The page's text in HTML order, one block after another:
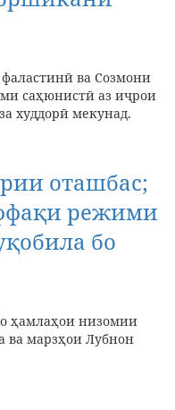
ва Созмони
саҳюнистӣ аз иҷрои
худдорӣ мекунад.
оташбас;
режими
бо
ҳамлаҳои низомии
ва марзҳои Лубнон